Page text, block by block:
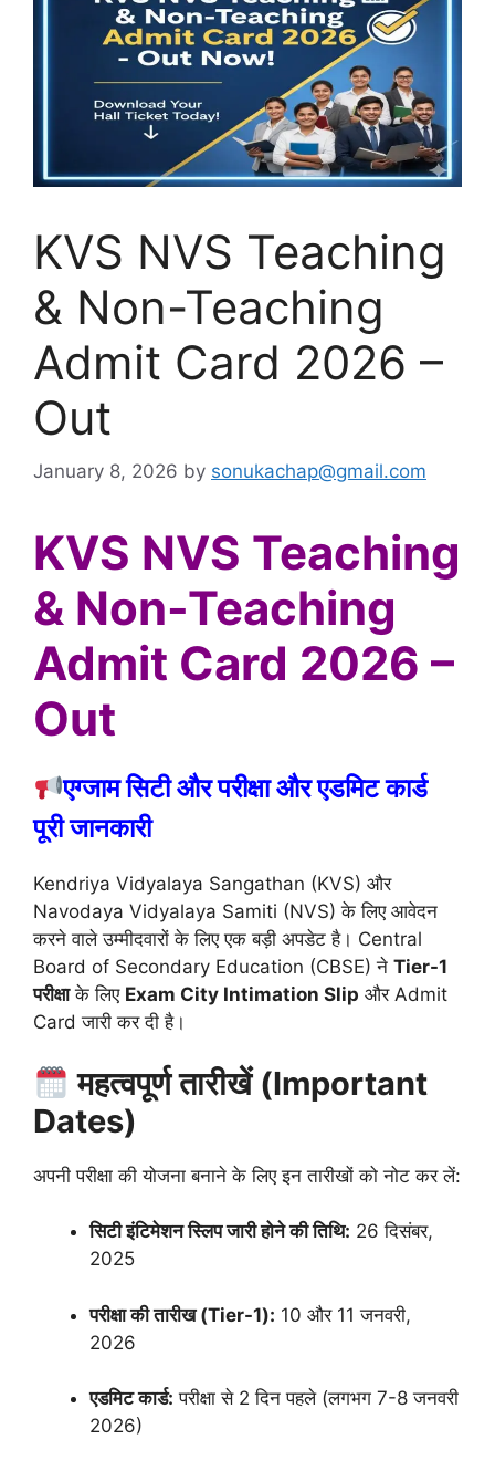
KVS NVS Teaching
& Non-Teaching
Admit Card 2026 –
Out
January 8, 2026 by sonukachap@gmail.com
KVS NVS Teaching
& Non-Teaching
Admit Card 2026 –
Out
एग्जाम सिटी और परीक्षा और एडमिट कार्ड
पूरी जानकारी
Kendriya Vidyalaya Sangathan (KVS) और
Navodaya Vidyalaya Samiti (NVS) के लिए आवेदन
करने वाले उम्मीदवारों के लिए एक बड़ी अपडेट है। Central
Board of Secondary Education (CBSE) ने Tier-1
परीक्षाके लिए Exam City Intimation Slip और Admit
Card जारी कर दी है।
महत्वपूर्ण तारीखें (Important
Dates)
अपनी परीक्षा की योजना बनाने के लिए इन तारीखों को नोट कर लें:
सिटी इंटिमेशन स्लिप जारी होने की तिथि: 26 दिसंबर,
2025
परीक्षा की तारीख (Tier-1): 10 और 11 जनवरी,
2026
एडमिट कार्ड: परीक्षा से 2 दिन पहले (लगभग 7-8 जनवरी
2026)